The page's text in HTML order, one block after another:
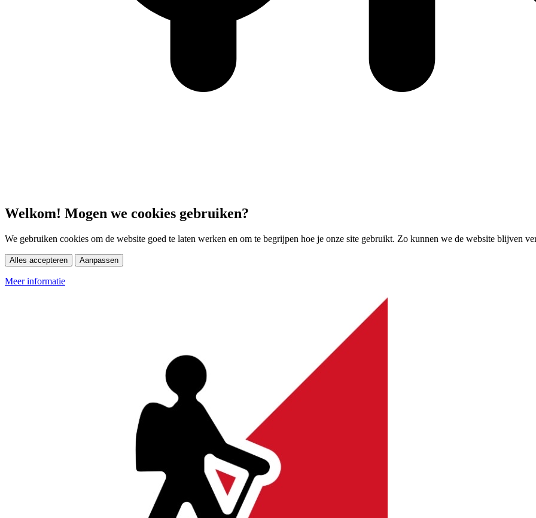
Welkom! Mogen we cookies gebruiken?
We gebruiken cookies om de website goed te laten werken en om te begrijpen hoe je onze site gebruikt. Zo kunnen we de website blijven
Alles accepteren Aanpassen
Meer informatie